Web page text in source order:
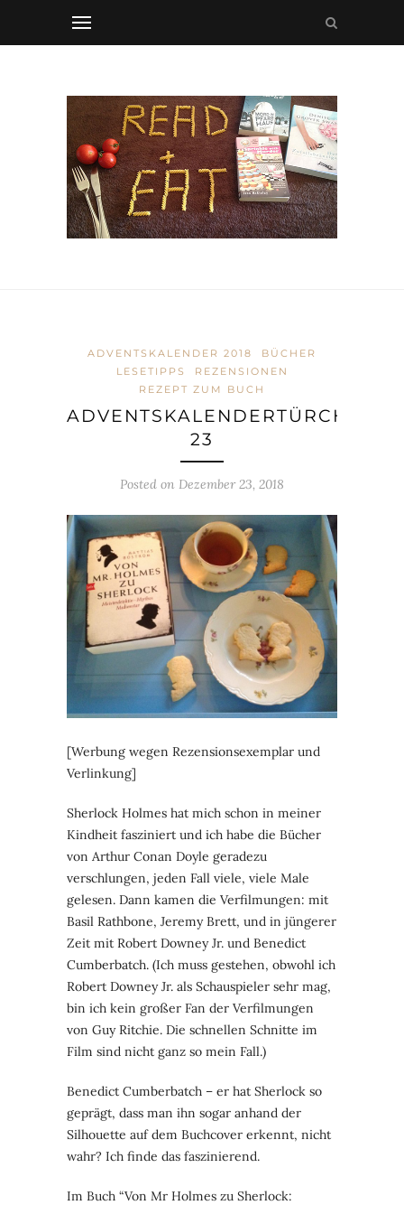
ADVENTSKALENDER 2018
BÜCHER
LESETIPPS
REZENSIONEN
REZEPT ZUM BUCH
ADVENTSKALENDERTÜRCHEN
23
Posted on Dezember 23, 2018
[Werbung wegen Rezensionsexemplar und
Verlinkung]
Sherlock Holmes hat mich schon in meiner
Kindheit fasziniert und ich habe die Bücher
von Arthur Conan Doyle geradezu
verschlungen, jeden Fall viele, viele Male
gelesen. Dann kamen die Verfilmungen: mit
Basil Rathbone, Jeremy Brett, und in jüngerer
Zeit mit Robert Downey Jr. und Benedict
Cumberbatch. (Ich muss gestehen, obwohl ich
Robert Downey Jr. als Schauspieler sehr mag,
bin ich kein großer Fan der Verfilmungen
von Guy Ritchie. Die schnellen Schnitte im
Film sind nicht ganz so mein Fall.)
Benedict Cumberbatch – er hat Sherlock so
geprägt, dass man ihn sogar anhand der
Silhouette auf dem Buchcover erkennt, nicht
wahr? Ich finde das faszinierend.
Im Buch “Von Mr Holmes zu Sherlock: